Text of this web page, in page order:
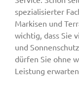
spezialisierter
Markisen und
wichtig, dass Sie
und
dürfen Sie ohne
Leistung